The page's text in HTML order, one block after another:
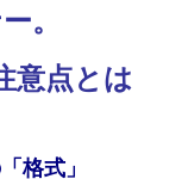
。
意点とは
格式」